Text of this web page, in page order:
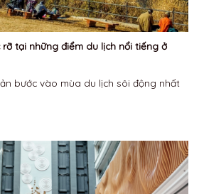
tại những điểm du lịch nổi tiếng ở
bước vào mùa du lịch sôi động nhất